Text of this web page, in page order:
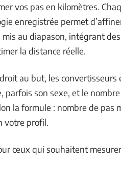
vos pas en kilomètres.
enregistrée permet
au diapason, intégrant
la distance réelle.
au but, les
parfois son sexe, et le
la formule : nombre de
votre profil.
ceux qui souhaitent